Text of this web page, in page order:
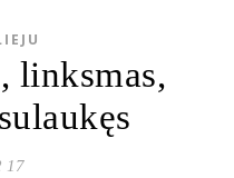
linksmas,
17